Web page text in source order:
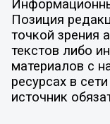
Позиция
точкой зрения
текстов либо
материалов с
ресурсах в
источник